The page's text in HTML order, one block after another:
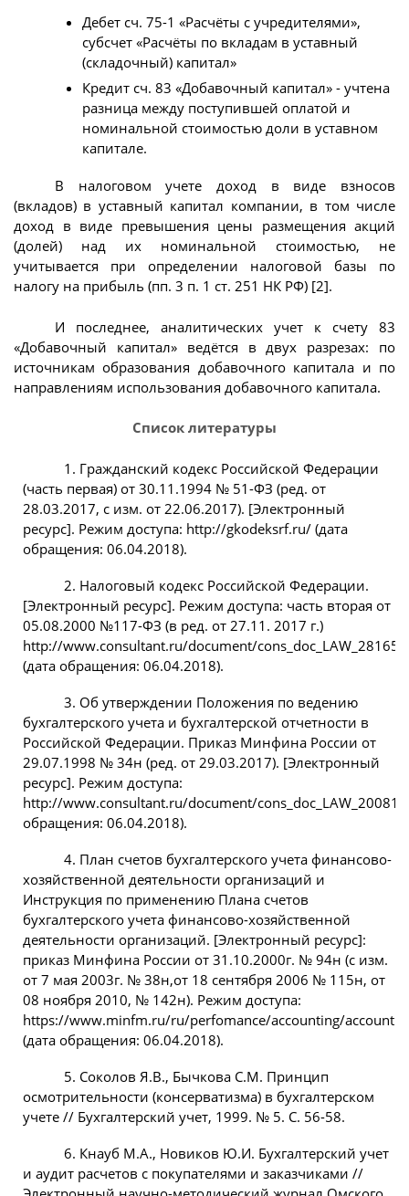
Дебет сч. 75-1 «Расчёты с учредителями»,
субсчет «Расчёты по вкладам в уставный
(складочный) капитал»
Кредит сч. 83 «Добавочный капитал» - учтена
разница между поступившей оплатой и
номинальной стоимостью доли в уставном
капитале.
В налоговом учете доход в виде взносов
(вкладов) в уставный капитал компании, в том числе
доход в виде превышения цены размещения акций
(долей) над их номинальной стоимостью, не
учитывается при определении налоговой базы по
налогу на прибыль (пп. 3 п. 1 ст. 251 НК РФ) [2].
И последнее, аналитических учет к счету 83
«Добавочный капитал» ведётся в двух разрезах: по
источникам образования добавочного капитала и по
направлениям использования добавочного капитала.
Список литературы
1. Гражданский кодекс Российской Федерации
(часть первая) от 30.11.1994 № 51-ФЗ (ред. от
28.03.2017, с изм. от 22.06.2017). [Электронный
ресурс]. Режим доступа: http://gkodeksrf.ru/ (дата
обращения: 06.04.2018).
2. Налоговый кодекс Российской Федерации.
[Электронный ресурс]. Режим доступа: часть вторая от
05.08.2000 №117-ФЗ (в ред. от 27.11. 2017 г.)
http://www.consultant.ru/document/
(дата обращения: 06.04.2018).
3. Об утверждении Положения по ведению
бухгалтерского учета и бухгалтерской отчетности в
Российской Федерации. Приказ Минфина России от
29.07.1998 № 34н (ред. от 29.03.2017). [Электронный
ресурс]. Режим доступа:
http://www.consultant.ru/document/cons_doc_LAW_20081/
обращения: 06.04.2018).
4. План счетов бухгалтерского учета финансово-
хозяйственной деятельности организаций и
Инструкция по применению Плана счетов
бухгалтерского учета финансово-хозяйственной
деятельности организаций. [Электронный ресурс]:
приказ Минфина России от 31.10.2000г. № 94н (с изм.
от 7 мая 2003г. № 38н,от 18 сентября 2006 № 115н, от
08 ноября 2010, № 142н). Режим доступа:
https://www.minfm.ru/ru/perfomance/accounting/
(дата обращения: 06.04.2018).
5. Соколов Я.В., Бычкова С.М. Принцип
осмотрительности (консерватизма) в бухгалтерском
учете // Бухгалтерский учет, 1999. № 5. С. 56-58.
6. Кнауб М.А., Новиков Ю.И. Бухгалтерский учет
и аудит расчетов с покупателями и заказчиками //